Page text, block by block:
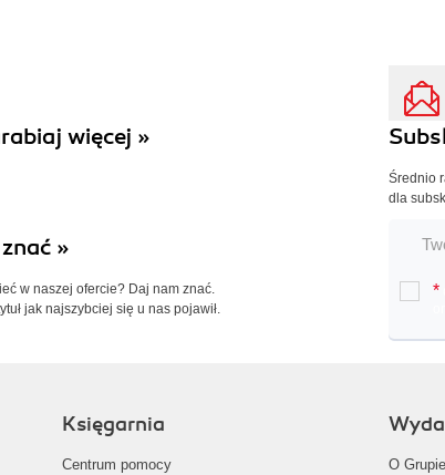
więcej »
»
w naszej ofercie? Daj nam znać.
jak najszybciej się u nas pojawił.
Średnio
dla
*
Księgarnia
Centrum pomocy
O